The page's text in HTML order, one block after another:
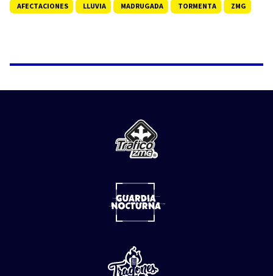
AFECTACIONES LLUVIA MADRUGADA TORMENTA ZMG